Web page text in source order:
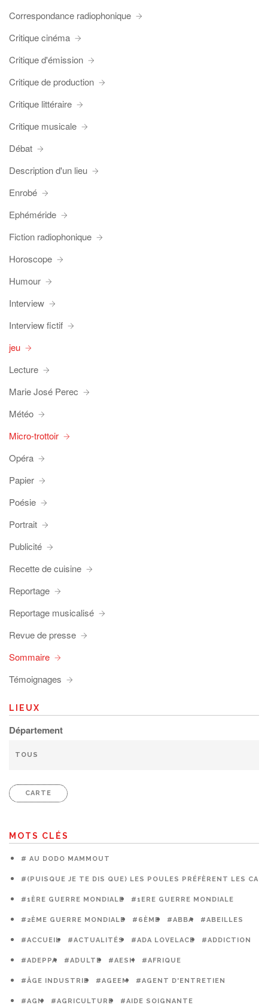
Correspondance radiophonique
Critique cinéma
Critique d'émission
Critique de production
Critique littéraire
Critique musicale
Débat
Description d'un lieu
Enrobé
Ephéméride
Fiction radiophonique
Horoscope
Humour
Interview
Interview fictif
jeu
Lecture
Marie José Perec
Météo
Micro-trottoir
Opéra
Papier
Poésie
Portrait
Publicité
Recette de cuisine
Reportage
Reportage musicalisé
Revue de presse
Sommaire
Témoignages
LIEUX
Département
CARTE
MOTS CLÉS
# AU DODO MAMMOUT
#(PUISQUE JE TE DIS QUE) LES POULES PRÉFÈRENT LES
#1ÈRE GUERRE MONDIALE #1ERE GUERRE MONDIALE
#2ÈME GUERRE MONDIALE #6ÈME #ABBA #ABEILLES
#ACCUEIL #ACTUALITÉS #ADA LOVELACE #ADDICTION
#ADEPPA #ADULTE #AESH #AFRIQUE
#ÂGE INDUSTRIE #AGEEM #AGENT D'ENTRETIEN
#AGN #AGRICULTURE #AIDE SOIGNANTE